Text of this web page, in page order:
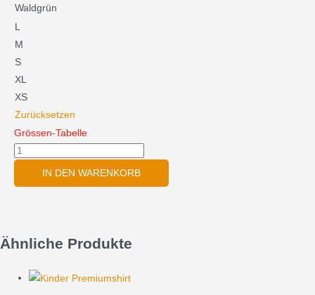
Waldgrün
L
M
S
XL
XS
Zurücksetzen
Grössen-Tabelle
Menge
IN DEN WARENKORB
Ähnliche Produkte